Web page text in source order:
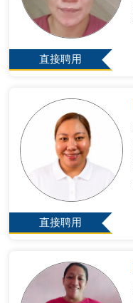
直接聘用
直接聘用